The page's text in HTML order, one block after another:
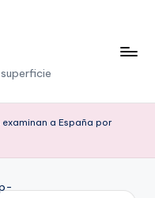
a España por